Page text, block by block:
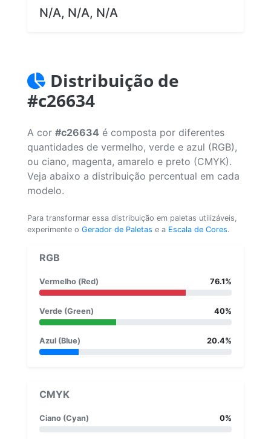
N/A, N/A, N/A
Distribuição de
#c26634
A cor #c26634 é composta por diferentes
quantidades de vermelho, verde e azul (RGB),
ou ciano, magenta, amarelo e preto (CMYK).
Veja abaixo a distribuição percentual em cada
modelo.
Para transformar essa distribuição em paletas utilizáveis,
experimente o Gerador de Paletas e a Escala de Cores.
RGB
Vermelho (Red) 76.1%
Verde (Green) 40%
Azul (Blue) 20.4%
CMYK
Ciano (Cyan) 0%